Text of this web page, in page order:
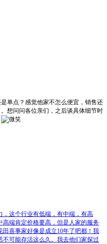
是单点？感觉他家不怎么便宜，销售还
想问问各位亲们，之后谈具体细节时
这个行业有低端，有中端，有高
端肯定价格要高，但是人家的服务
喜事家好像是成立10年了吧都！我
可能存活这么久。我去他们家探过